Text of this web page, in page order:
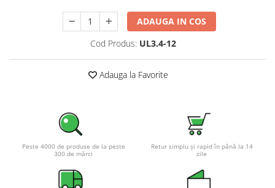
Pachete complete stocare energie
Sisteme de Stocare Comerciale
Sisteme fotovoltaice complete
Sisteme fotovoltaice profesionale
Pachete sisteme fotovoltaice
ADAUGA IN COS
Cod Produs: UL3.4-12
Adauga la Favorite
Peste 4000 de produse de la peste
300 de mărci
Retur simplu și rapid în până la 14
zile